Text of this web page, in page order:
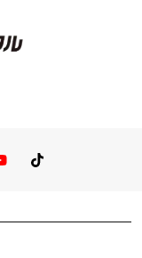
You TubeTikTok